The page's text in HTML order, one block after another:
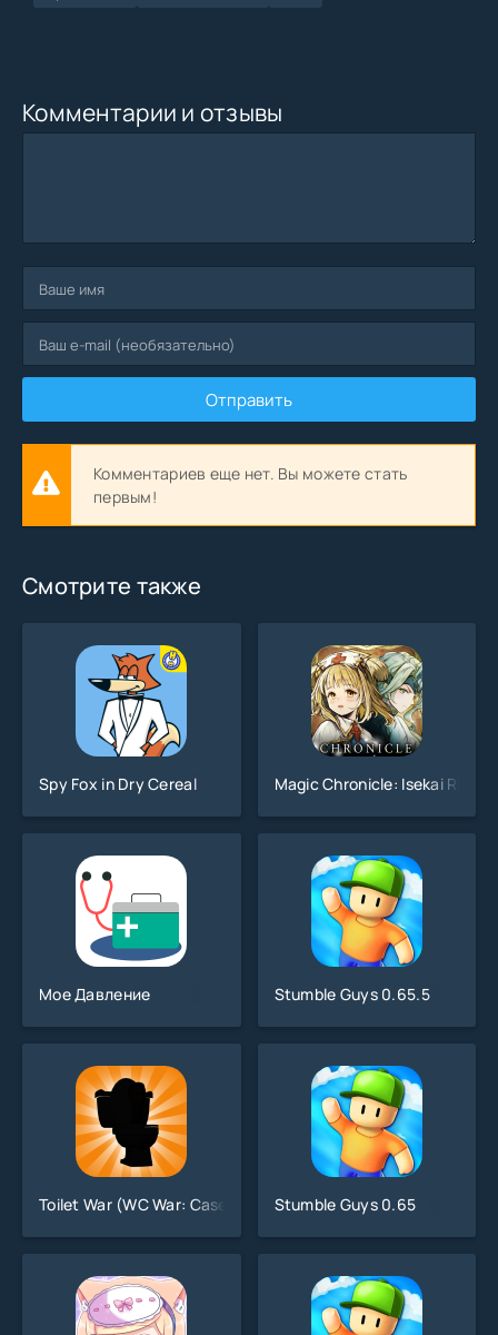
Комментарии и отзывы
Отправить
Комментариев еще нет. Вы можете стать
первым!
Смотрите также
Spy Fox in Dry Cereal Magic Chronicle: Isekai RPG
Мое Давление Stumble Guys 0.65.5
Toilet War (WC War: Case Update)Stumble Guys 0.65